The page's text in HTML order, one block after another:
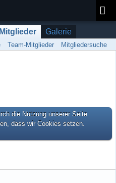
Mitglieder Galerie
Team-Mitglieder Mitgliedersuche
die Nutzung unserer Seite
dass wir Cookies setzen.